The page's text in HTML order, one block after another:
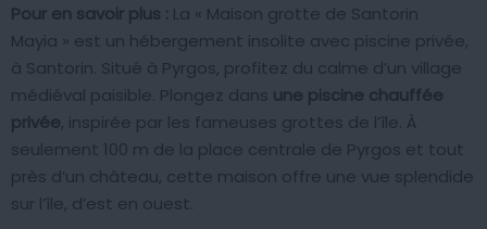
Pour en savoir plus : La « Maison grotte de Santorin
Mayia » est un hébergement insolite avec piscine privée,
à Santorin. Situé à Pyrgos, profitez du calme d’un village
médiéval paisible. Plongez dans une piscine chauffée
privée, inspirée par les fameuses grottes de l’île. À
seulement 100 m de la place centrale de Pyrgos et tout
près d’un château, cette maison offre une vue splendide
sur l’île, d’est en ouest.